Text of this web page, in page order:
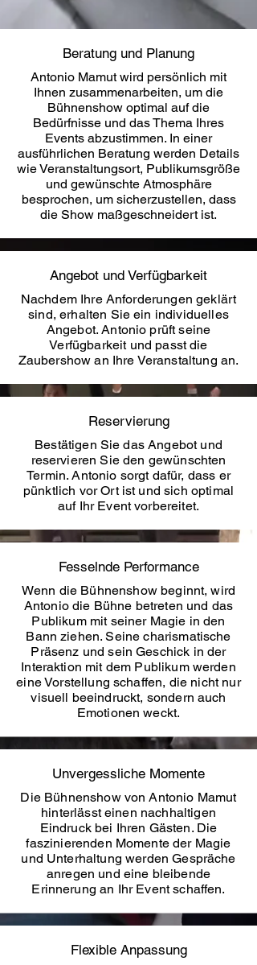
Beratung und Planung
Antonio Mamut wird persönlich mit
Ihnen zusammenarbeiten, um die
Bühnenshow optimal auf die
Bedürfnisse und das Thema Ihres
Events abzustimmen. In einer
ausführlichen Beratung werden Details
wie Veranstaltungsort, Publikumsgröße
und gewünschte Atmosphäre
besprochen, um sicherzustellen, dass
die Show maßgeschneidert ist.
Angebot und Verfügbarkeit
Nachdem Ihre Anforderungen geklärt
sind, erhalten Sie ein individuelles
Angebot. Antonio prüft seine
Verfügbarkeit und passt die
Zaubershow an Ihre Veranstaltung an.
Reservierung
Bestätigen Sie das Angebot und
reservieren Sie den gewünschten
Termin. Antonio sorgt dafür, dass er
pünktlich vor Ort ist und sich optimal
auf Ihr Event vorbereitet.
Fesselnde Performance
Wenn die Bühnenshow beginnt, wird
Antonio die Bühne betreten und das
Publikum mit seiner Magie in den
Bann ziehen. Seine charismatische
Präsenz und sein Geschick in der
Interaktion mit dem Publikum werden
eine Vorstellung schaffen, die nicht nur
visuell beeindruckt, sondern auch
Emotionen weckt.
Unvergessliche Momente
Die Bühnenshow von Antonio Mamut
hinterlässt einen nachhaltigen
Eindruck bei Ihren Gästen. Die
faszinierenden Momente der Magie
und Unterhaltung werden Gespräche
anregen und eine bleibende
Erinnerung an Ihr Event schaffen.
Flexible Anpassung